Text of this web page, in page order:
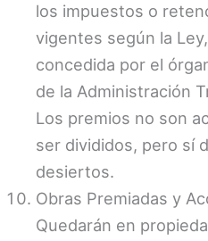
los impuestos o
vigentes según la
concedida por el
de la Administración
Los premios no son
ser divididos, pero sí
desiertos.
Obras Premiadas y
Quedarán en